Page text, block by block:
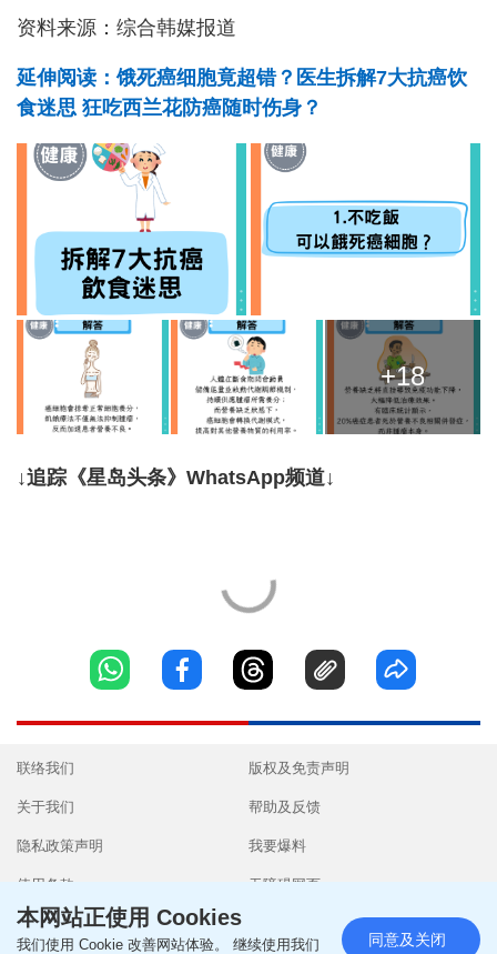
资料来源：综合韩媒报道
延伸阅读：饿死癌细胞竟超错？医生拆解7大抗癌饮
食迷思 狂吃西兰花防癌随时伤身？
+18
↓追踪《星岛头条》WhatsApp频道↓
联络我们
关于我们
隐私政策声明
使用条款
版权及免责声明
帮助及反馈
我要爆料
无障碍网页
本网站正使用 Cookies
我们使用 Cookie 改善网站体验。 继续使用我们 同意及关闭